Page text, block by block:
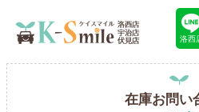
洛西
在庫お問い